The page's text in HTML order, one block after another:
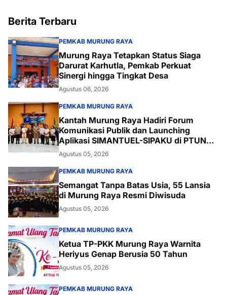
Berita Terbaru
PEMKAB MURUNG RAYA
Murung Raya Tetapkan Status Siaga
Darurat Karhutla, Pemkab Perkuat
Sinergi hingga Tingkat Desa
Agustus 06, 2026
PEMKAB MURUNG RAYA
Kantah Murung Raya Hadiri Forum
Komunikasi Publik dan Launching
Aplikasi SIMANTUEL-SIPAKU di PTUN
Palangka Raya
Agustus 05, 2026
PEMKAB MURUNG RAYA
Semangat Tanpa Batas Usia, 55 Lansia
di Murung Raya Resmi Diwisuda
Agustus 05, 2026
PEMKAB MURUNG RAYA
Ketua TP-PKK Murung Raya Warnita
Heriyus Genap Berusia 50 Tahun
Agustus 05, 2026
PEMKAB MURUNG RAYA